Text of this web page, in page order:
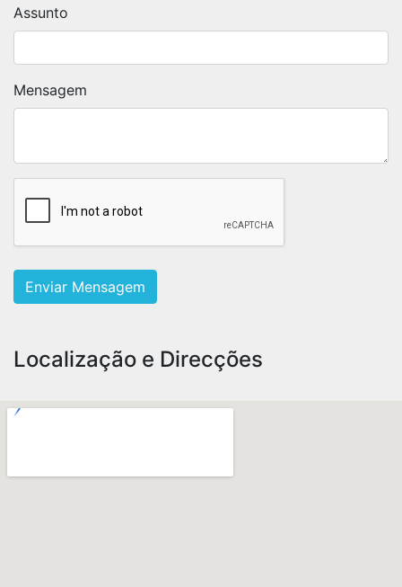
Assunto
Mensagem
Enviar Mensagem
Localização e Direcções